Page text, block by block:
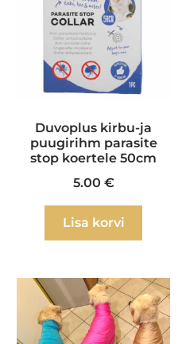
Duvoplus kirbu-ja
puugirihm parasite
stop koertele 50cm
5.00 €
Lisa korvi